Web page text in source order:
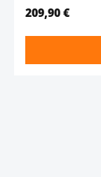
209,90 €